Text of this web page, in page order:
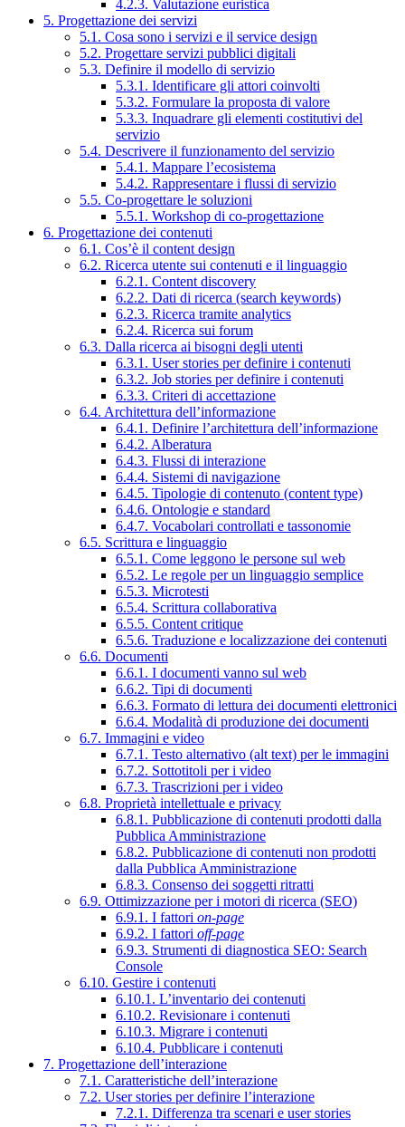
4.2.3. Valutazione euristica
5. Progettazione dei servizi
5.1. Cosa sono i servizi e il service design
5.2. Progettare servizi pubblici digitali
5.3. Definire il modello di servizio
5.3.1. Identificare gli attori coinvolti
5.3.2. Formulare la proposta di valore
5.3.3. Inquadrare gli elementi costitutivi del
servizio
5.4. Descrivere il funzionamento del servizio
5.4.1. Mappare l’ecosistema
5.4.2. Rappresentare i flussi di servizio
5.5. Co-progettare le soluzioni
5.5.1. Workshop di co-progettazione
6. Progettazione dei contenuti
6.1. Cos’è il content design
6.2. Ricerca utente sui contenuti e il linguaggio
6.2.1. Content discovery
6.2.2. Dati di ricerca (search keywords)
6.2.3. Ricerca tramite analytics
6.2.4. Ricerca sui forum
6.3. Dalla ricerca ai bisogni degli utenti
6.3.1. User stories per definire i contenuti
6.3.2. Job stories per definire i contenuti
6.3.3. Criteri di accettazione
6.4. Architettura dell’informazione
6.4.1. Definire l’architettura dell’informazione
6.4.2. Alberatura
6.4.3. Flussi di interazione
6.4.4. Sistemi di navigazione
6.4.5. Tipologie di contenuto (content type)
6.4.6. Ontologie e standard
6.4.7. Vocabolari controllati e tassonomie
6.5. Scrittura e linguaggio
6.5.1. Come leggono le persone sul web
6.5.2. Le regole per un linguaggio semplice
6.5.3. Microtesti
6.5.4. Scrittura collaborativa
6.5.5. Content critique
6.5.6. Traduzione e localizzazione dei contenuti
6.6. Documenti
6.6.1. I documenti vanno sul web
6.6.2. Tipi di documenti
6.6.3. Formato di lettura dei documenti elettronici
6.6.4. Modalità di produzione dei documenti
6.7. Immagini e video
6.7.1. Testo alternativo (alt text) per le immagini
6.7.2. Sottotitoli per i video
6.7.3. Trascrizioni per i video
6.8. Proprietà intellettuale e privacy
6.8.1. Pubblicazione di contenuti prodotti dalla
Pubblica Amministrazione
6.8.2. Pubblicazione di contenuti non prodotti
dalla Pubblica Amministrazione
6.8.3. Consenso dei soggetti ritratti
6.9. Ottimizzazione per i motori di ricerca (SEO)
6.9.1. I fattori on-page
6.9.2. I fattori off-page
6.9.3. Strumenti di diagnostica SEO: Search
Console
6.10. Gestire i contenuti
6.10.1. L’inventario dei contenuti
6.10.2. Revisionare i contenuti
6.10.3. Migrare i contenuti
6.10.4. Pubblicare i contenuti
7. Progettazione dell’interazione
7.1. Caratteristiche dell’interazione
7.2. User stories per definire l’interazione
7.2.1. Differenza tra scenari e user stories